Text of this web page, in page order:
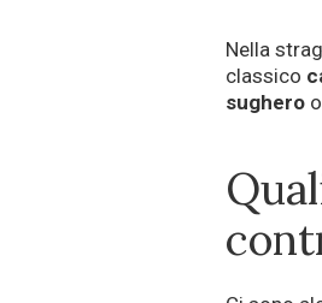
Nella
classico
sughero o